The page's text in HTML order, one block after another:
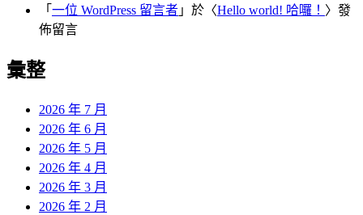
「 一位 WordPress 留言者 」於〈Hello world! 哈囉！ 〉發
佈留言
彙整
2026 年 7 月
2026 年 6 月
2026 年 5 月
2026 年 4 月
2026 年 3 月
2026 年 2 月